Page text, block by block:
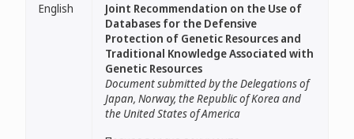
English
Joint Recommendation on the Use of
Databases for the Defensive
Protection of Genetic Resources and
Traditional Knowledge Associated with
Genetic Resources
Document submitted by the Delegations of
Japan, Norway, the Republic of Korea and
the United States of America